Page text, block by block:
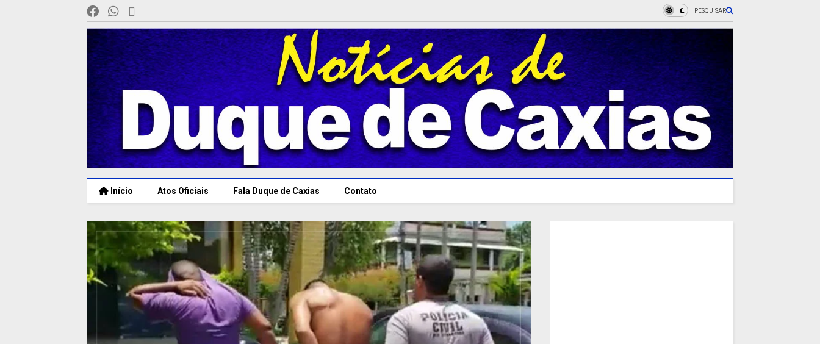
PESQUISAR
Início Atos Oficiais Fala Duque de Caxias Contato